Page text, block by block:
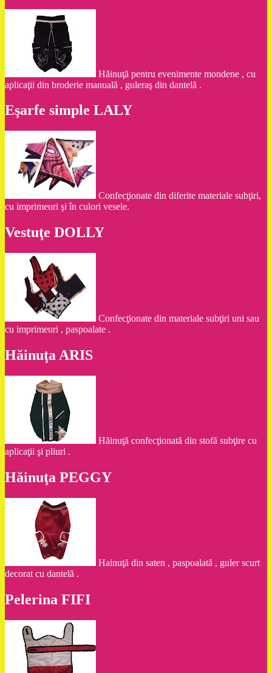
Hăinuţă pentru evenimente mondene , cu
aplicaţii din broderie manuală , guleraş din dantelă .
Eşarfe simple LALY
Confecţionate din diferite materiale subţiri,
cu imprimeuri şi în culori vesele.
Vestuţe DOLLY
Confecţionate din materiale subţiri uni sau
cu imprimeuri , paspoalate .
Hăinuţa ARIS
Hăinuţă confecţionată din stofă subţire cu
aplicaţii şi pliuri .
Hăinuţa PEGGY
Hainuţă din saten , paspoalată , guler scurt
decorat cu dantelă .
Pelerina FIFI